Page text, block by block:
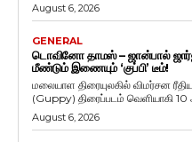
August 6, 2026
GENERAL
டொவினோ தாமஸ் – ஜான்பால் ஜார்ஜ்
மீண்டும் இணையும் ‘குப்பி’ டீம்!
மலையாள திரையுலகில் விமர்சன
(Guppy) திரைப்படம் வெளியாகி
August 6, 2026